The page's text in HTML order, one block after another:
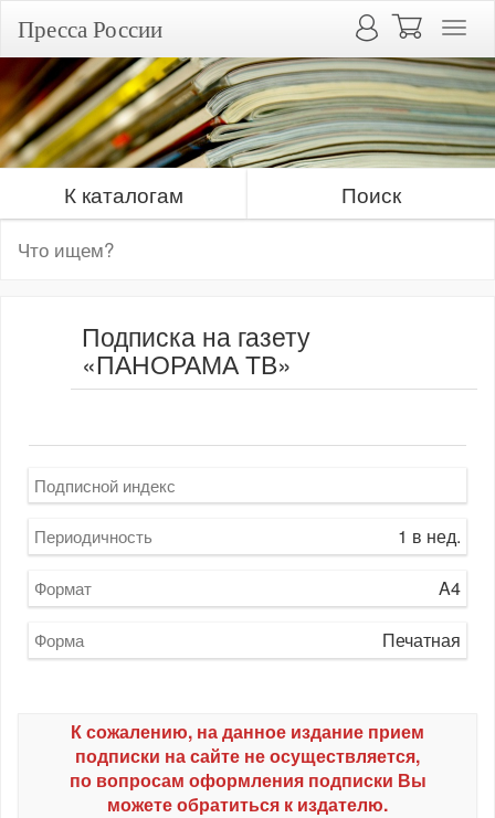
Пресса России
К каталогам Поиск
Подписка на газету
«ПАНОРАМА ТВ»
Подписной индекс
Периодичность 1 в нед.
Формат A4
Форма Печатная
К сожалению, на данное издание прием
подписки на сайте не осуществляется,
по вопросам оформления подписки Вы
можете обратиться к издателю.